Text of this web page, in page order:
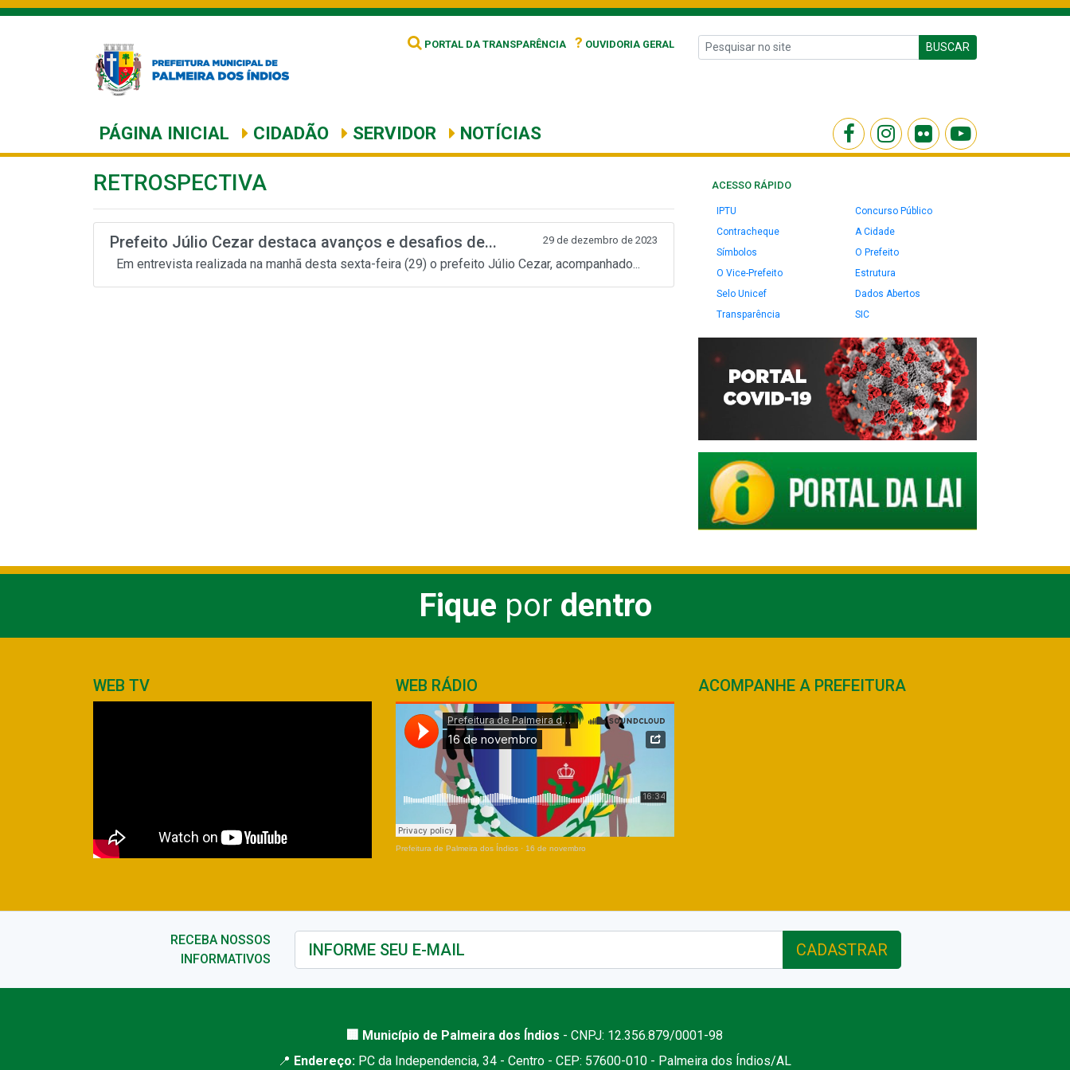
PORTAL DA TRANSPARÊNCIA ? OUVIDORIA GERAL BUSCAR
PÁGINA INICIAL CIDADÃO SERVIDOR NOTÍCIAS
RETROSPECTIVA
Prefeito Júlio Cezar destaca avanços e desafios de... 29 de dezembro de 2023
Em entrevista realizada na manhã desta sexta-feira (29) o prefeito Júlio Cezar, acompanhado...
ACESSO RÁPIDO
IPTU
Concurso Público
Contracheque
A Cidade
Símbolos
O Prefeito
O Vice-Prefeito
Estrutura
Selo Unicef
Dados Abertos
Transparência
SIC
Fique por dentro
WEB TV WEB RÁDIO
Prefeitura de Palmeira dos Índios · 16 de novembro
ACOMPANHE A PREFEITURA
RECEBA NOSSOS
INFORMATIVOS
CADASTRAR
🏢 Município de Palmeira dos Índios - CNPJ: 12.356.879/0001-98
📍 Endereço: PC da Independencia, 34 - Centro - CEP: 57600-010 - Palmeira dos Índios/AL